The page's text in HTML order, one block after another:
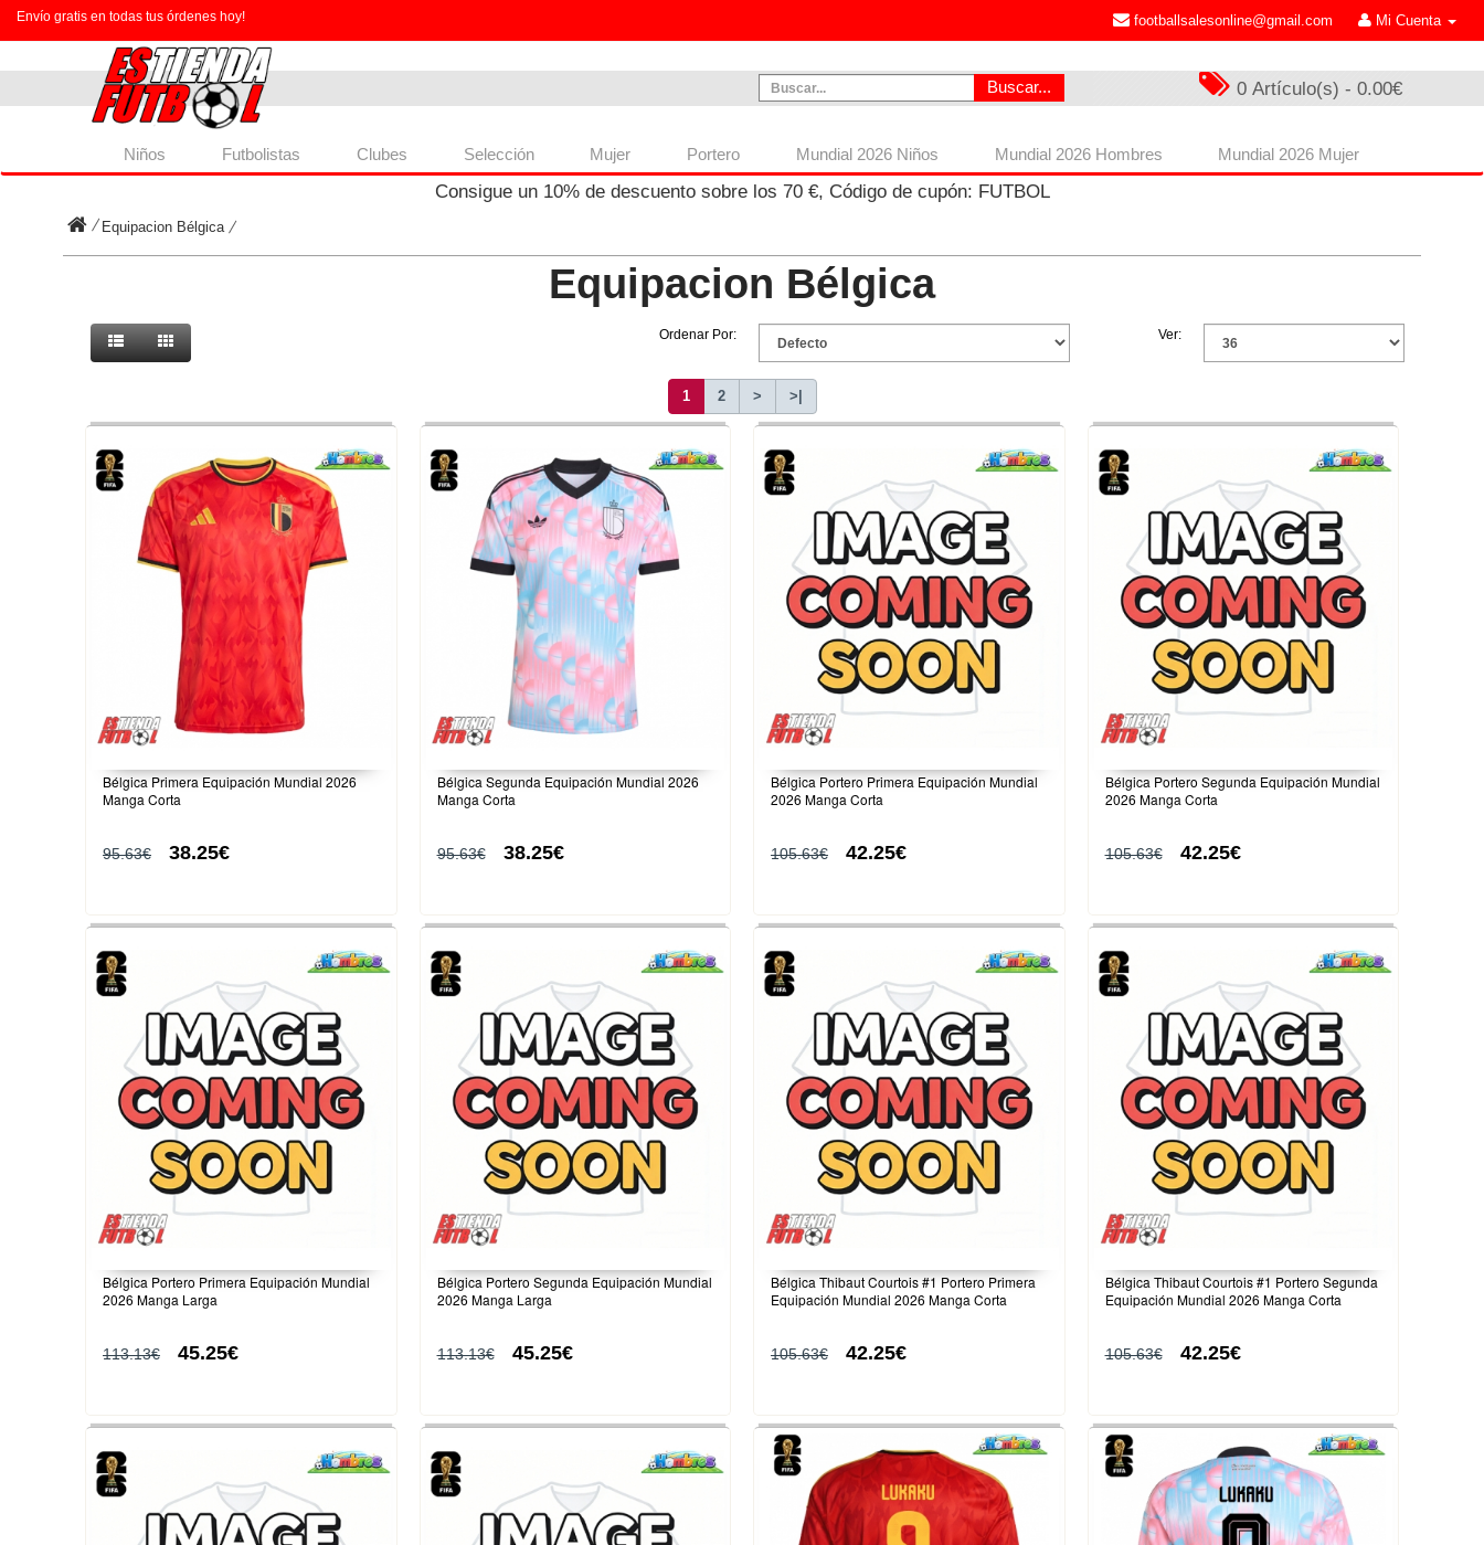
Envío gratis en todas tus órdenes hoy! footballsalesonline@gmail.com Mi Cuenta
Buscar... 0 Artículo(s) - 0.00€
Niños Futbolistas Clubes Selección Mujer Portero Mundial 2026 Niños Mundial 2026 Hombres Mundial 2026 Mujer
Consigue un 10%de descuento sobre los 70€, Código de cupón: FUTBOL
Equipacion Bélgica
Equipacion Bélgica
Ordenar Por: Ver:
1 2 > >|
Bélgica Primera Equipación Mundial 2026
Manga Corta
95.63€ 38.25€
Bélgica Segunda Equipación Mundial 2026
Manga Corta
95.63€ 38.25€
Bélgica Portero Primera Equipación Mundial
2026 Manga Corta
105.63€ 42.25€
Bélgica Portero Segunda Equipación Mundial
2026 Manga Corta
105.63€ 42.25€
Bélgica Portero Primera Equipación Mundial
2026 Manga Larga
113.13€ 45.25€
Bélgica Portero Segunda Equipación Mundial
2026 Manga Larga
113.13€ 45.25€
Bélgica Thibaut Courtois #1 Portero Primera
Equipación Mundial 2026 Manga Corta
105.63€ 42.25€
Bélgica Thibaut Courtois #1 Portero Segunda
Equipación Mundial 2026 Manga Corta
105.63€ 42.25€